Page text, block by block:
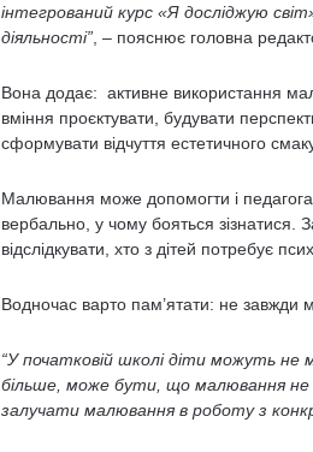
інтегрований курс «Я досліджую
діяльності”, – пояснює головна
Вона додає: активне використання
вміння проєктувати, будувати
сформувати відчуття естетичного
Малювання може допомогти і
вербально, у чому бояться
відслідкувати, хто з дітей потребує
Водночас варто пам’ятати: не завжди
“У початковій школі діти можуть не
більше, може бути, що малювання не
залучати малювання в роботу з